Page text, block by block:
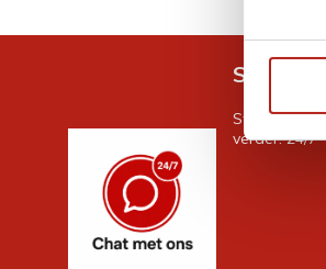
Snel
Stel je
verder. 24/7